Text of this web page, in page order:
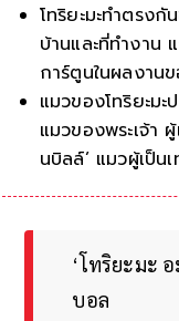
โทริยะมะทำตรง
บ้านและที่ทำงาน
การ์ตูนในผลงาน
แมวของโทริยะมะ
แมวของพระเจ้า
นบิลล์’ แมวผู้เป็น
‘โทริยะมะ
บอล